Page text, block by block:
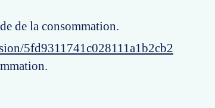
de la consommation.
5fd9311741c028111a1b2cb2